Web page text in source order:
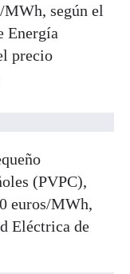
MWh, según el
Energía
precio
(PVPC),
euros/MWh,
Eléctrica de